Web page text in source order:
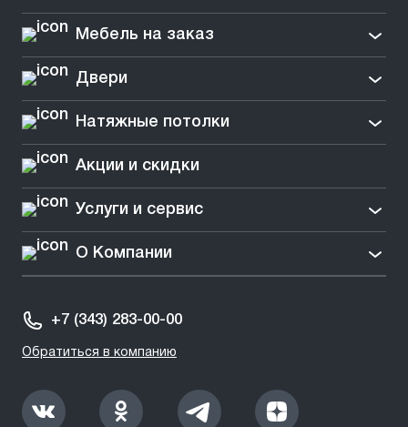
Мебель на заказ
Двери
Натяжные потолки
Акции и скидки
Услуги и сервис
О Компании
+7 (343) 283-00-00
Обратиться в компанию